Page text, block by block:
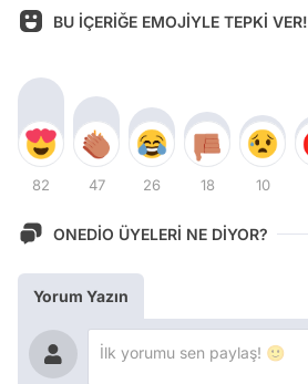
BU İÇERİĞE EMOJİYLE TEPKİ VER!
82 47 26 18 10
ONEDİO ÜYELERİ NE DİYOR?
Yorum Yazın